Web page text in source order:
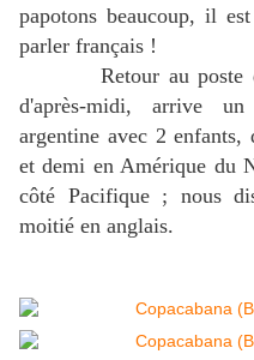
papotons beaucoup, il
parler français !
Retour au poste de
d'après-midi, arrive
argentine avec 2
et demi en Amérique du
côté Pacifique ; nous
moitié en anglais.